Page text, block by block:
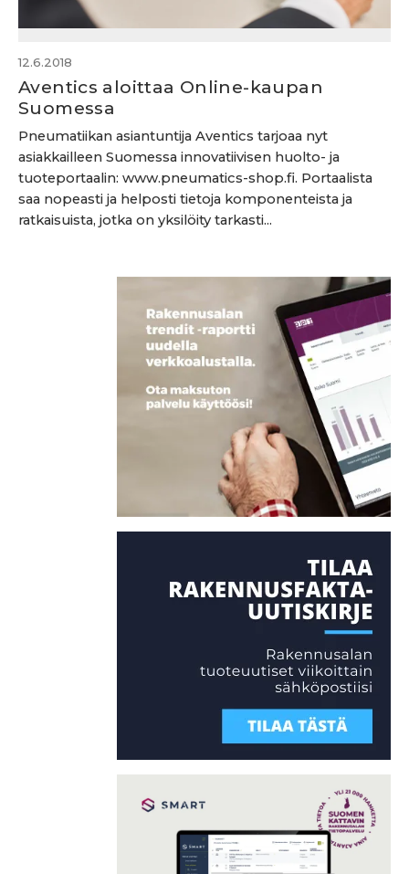
12.6.2018
Aventics aloittaa Online-kaupan
Suomessa
Pneumatiikan asiantuntija Aventics tarjoaa nyt
asiakkailleen Suomessa innovatiivisen huolto- ja
tuoteportaalin: www.pneumatics-shop.fi. Portaalista
saa nopeasti ja helposti tietoja komponenteista ja
ratkaisuista, jotka on yksilöity tarkasti...